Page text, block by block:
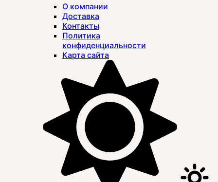
О компании
Доставка
Контакты
Политика
конфиденциальности
Карта сайта